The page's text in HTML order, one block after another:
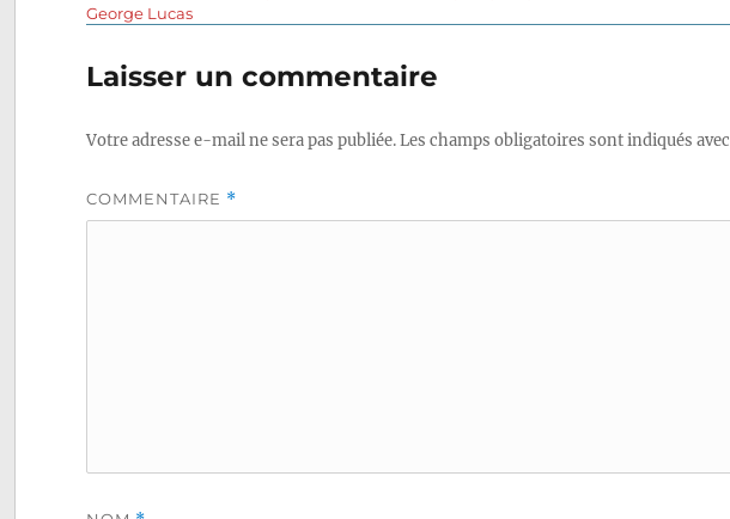
précédente :
George Lucas
Laisser un commentaire
Votre adresse e-mail ne sera pas publiée.Les champs obligatoires sont indiqués avec
COMMENTAIRE *